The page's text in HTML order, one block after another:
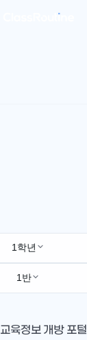
1학년
1반
육정보 개방 포털